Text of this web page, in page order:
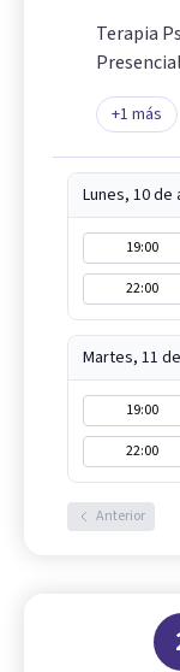
Terapia
Presencial
+1 más
Lunes, 10 de
19:00
22:00
Martes, 11
19:00
22:00
Anterior